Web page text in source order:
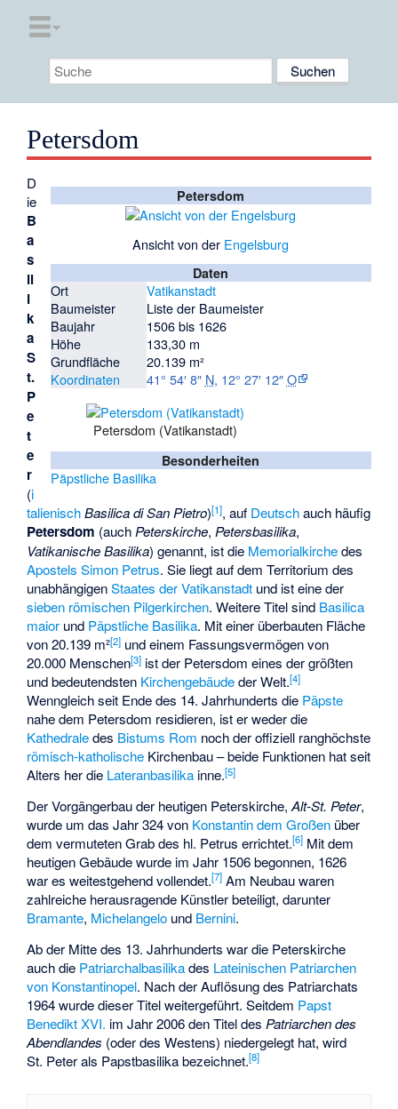
Petersdom
Petersdom
Ansicht von der Engelsburg
Daten
Ort
Vatikanstadt
Baumeister
Liste der Baumeister
Baujahr
1506 bis 1626
Höhe
133,30 m
Grundfläche
20.139 m²
Koordinaten
41° 54′ 8″ N, 12° 27′ 12″O
Petersdom (Vatikanstadt)
Besonderheiten
Päpstliche Basilika
D
ie
B
a
s
il
i
k
a
S
t.
P
e
t
e
r
(i
talienisch Basilica di San Pietro)[1], auf Deutschauch häufig
Petersdom (auchPeterskirche,Petersbasilika,
Vatikanische Basilika) genannt, ist die Memorialkirchedes
Apostels Simon Petrus. Sie liegt auf dem Territorium des
unabhängigenStaates der Vatikanstadt und ist eine der
sieben römischen Pilgerkirchen. Weitere Titel sind Basilica
maior und Päpstliche Basilika. Mit einer überbauten Fläche
von 20.139 m²[2] und einem Fassungsvermögen von
20.000 Menschen[3] ist der Petersdom eines der größten
und bedeutendsten Kirchengebäudeder Welt.[4]
Wenngleich seit Ende des 14. Jahrhunderts die Päpste
nahe dem Petersdom residieren, ist er weder die
Kathedraledes Bistums Rom noch der offiziell ranghöchste
römisch-katholische Kirchenbau – beide Funktionen hat seit
Alters her die Lateranbasilika inne.[5]
Der Vorgängerbau der heutigen Peterskirche,Alt-St. Peter,
wurde um das Jahr 324 von Konstantin dem Großen über
dem vermuteten Grab des hl. Petrus errichtet.[6] Mit dem
heutigen Gebäude wurde im Jahr 1506 begonnen, 1626
war es weitestgehend vollendet.[7] Am Neubau waren
zahlreiche herausragende Künstler beteiligt, darunter
Bramante, Michelangelo und Bernini.
Ab der Mitte des 13. Jahrhunderts war die Peterskirche
auch die Patriarchalbasilikades Lateinischen Patriarchen
von Konstantinopel. Nach der Auflösung des Patriarchats
1964 wurde dieser Titel weitergeführt. Seitdem Papst
Benedikt XVI. im Jahr 2006 den Titel des Patriarchen des
Abendlandes (oder des Westens) niedergelegt hat, wird
St. Peter als Papstbasilika bezeichnet.[8]